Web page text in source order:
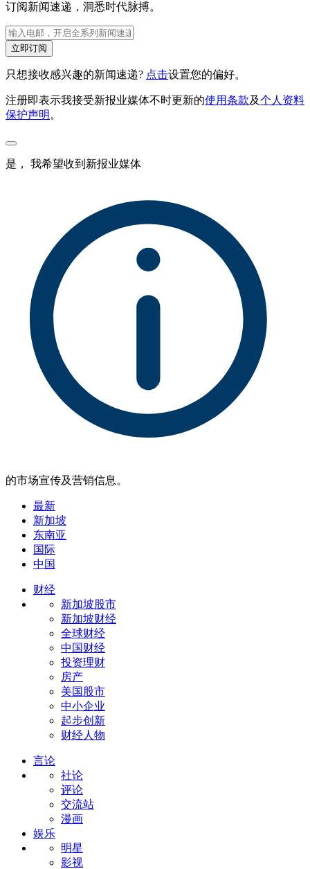
订阅新闻速递，洞悉时代脉搏。
立即订阅
只想接收感兴趣的新闻速递? 点击设置您的偏好。
注册即表示我接受新报业媒体不时更新的使用条款及个人资料
保护声明 。
是， 我希望收到新报业媒体
的市场宣传及营销信息。
最新
新加坡
东南亚
国际
中国
财经
新加坡股市
新加坡财经
全球财经
中国财经
投资理财
房产
美国股市
中小企业
起步创新
财经人物
言论
社论
评论
交流站
漫画
娱乐
明星
影视